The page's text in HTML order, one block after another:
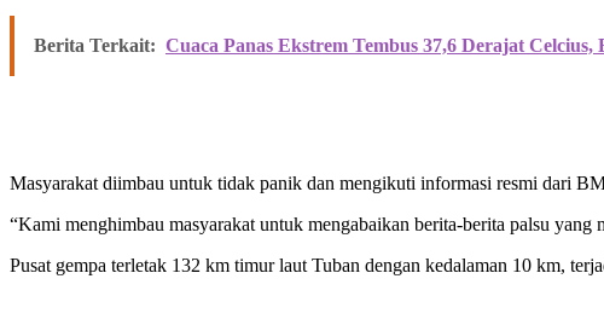
Berita Terkait: Cuaca Panas Ekstrem Tembus 37,6 Derajat
Masyarakat diimbau untuk tidak panik dan mengikuti informasi resmi dari
“Kami menghimbau masyarakat untuk mengabaikan berita-berita palsu yang
Pusat gempa terletak 132 km timur laut Tuban dengan kedalaman 10 km,